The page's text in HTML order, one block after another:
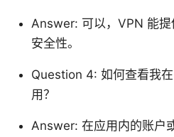
Answer: 可以，VPN 能
安全性。
Question 4: 如何查看我
用？
Answer: 在应用内的账户